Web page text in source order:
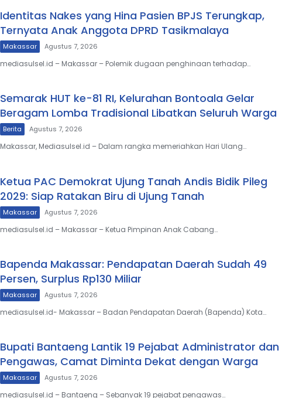
Identitas Nakes yang Hina Pasien BPJS Terungkap,
Ternyata Anak Anggota DPRD Tasikmalaya
Makassar Agustus 7, 2026
mediasulsel.id – Makassar – Polemik dugaan penghinaan terhadap…
Semarak HUT ke-81 RI, Kelurahan Bontoala Gelar
Beragam Lomba Tradisional Libatkan Seluruh Warga
Berita Agustus 7, 2026
Makassar, Mediasulsel.id – Dalam rangka memeriahkan Hari Ulang…
Ketua PAC Demokrat Ujung Tanah Andis Bidik Pileg
2029: Siap Ratakan Biru di Ujung Tanah
Makassar Agustus 7, 2026
mediasulsel.id – Makassar – Ketua Pimpinan Anak Cabang…
Bapenda Makassar: Pendapatan Daerah Sudah 49
Persen, Surplus Rp130 Miliar
Makassar Agustus 7, 2026
mediasulsel.id- Makassar – Badan Pendapatan Daerah (Bapenda) Kota…
Bupati Bantaeng Lantik 19 Pejabat Administrator dan
Pengawas, Camat Diminta Dekat dengan Warga
Makassar Agustus 7, 2026
mediasulsel.id – Bantaeng – Sebanyak 19 pejabat pengawas…